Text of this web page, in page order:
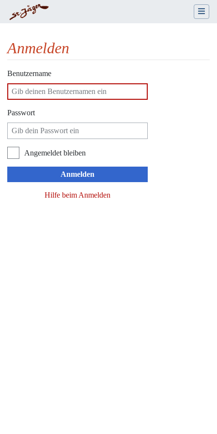
Anmelden
Wechseln zu:Navigation
Benutzername
Passwort
Angemeldet bleiben
Anmelden
Hilfe beim Anmelden